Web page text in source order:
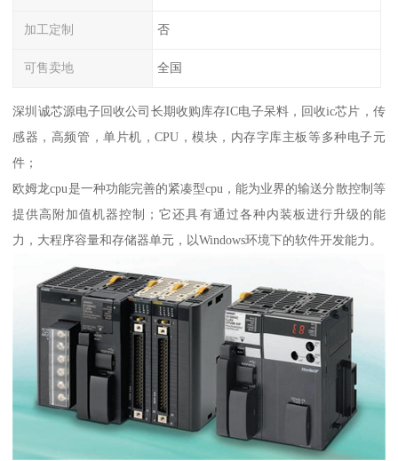
加工定制 否
可售卖地 全国
深圳诚芯源电子回收公司长期收购库存IC电子呆料，回收ic芯片，传
感器，高频管，单片机，CPU，模块，内存字库主板等多种电子元
件；
欧姆龙cpu是一种功能完善的紧凑型cpu，能为业界的输送分散控制等
提供高附加值机器控制；它还具有通过各种内装板进行升级的能
力，大程序容量和存储器单元，以Windows环境下的软件开发能力。